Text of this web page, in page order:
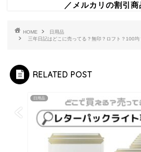
／メルカリの割引商
HOME
日用品
三年日記はどこに売ってる？無印？ロフト？100均
RELATED POST
日用品